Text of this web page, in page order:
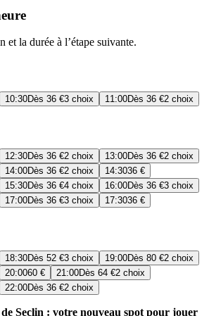
et la durée à l’étape suivante.
10:30Dès 36 €3 choix 11:00Dès 36 €2 choix
12:30Dès 36 €2 choix 13:00Dès 36 €2 choix
14:00Dès 36 €2 choix 14:3036 €
15:30Dès 36 €4 choix 16:00Dès 36 €3 choix
17:00Dès 36 €3 choix 17:3036 €
18:30Dès 52 €3 choix 19:00Dès 80 €2 choix
20:0060 € 21:00Dès 64 €2 choix
22:00Dès 36 €2 choix
Seclin : votre nouveau spot pour jouer